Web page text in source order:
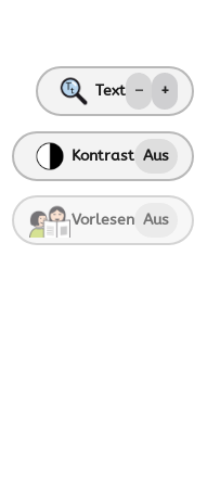
Text – +
Kontrast Aus
Vorlesen Aus